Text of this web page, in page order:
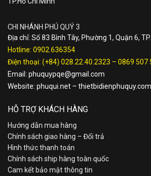
CHI NHÁNH PHÚ QUÝ 3
Địa chỉ: Số 83 Bình Tây, Phường 1, Quận 6,
Hotline: 0902.636354
Điện thoại: (+84) 028.22.40.2323 – 0869 507
Email: phuquypqe@gmail.com
Website: phuqui.net – thietbidienphuquy.com
HỖ TRỢ KHÁCH HÀNG
Hướng dẫn mua hàng
Chính sách giao hàng – Đổi trả
Hình thức thanh toán
Chính sách ship hàng toàn quốc
Cam kết bảo mật thông tin